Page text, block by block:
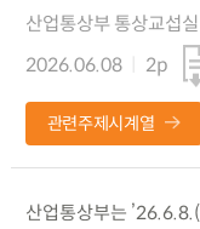
산업통상부 통상교섭
2026.06.08
2p
관련주제시계열
산업통상부는